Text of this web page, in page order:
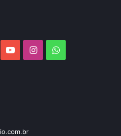
YouTubeInstagramWhatsApp